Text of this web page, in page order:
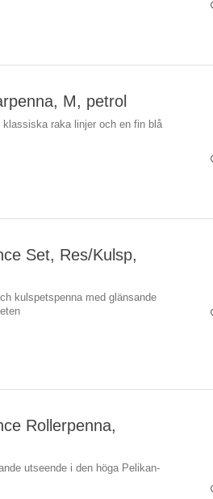
M, petrol
raka linjer och en fin blå
Set, Res/Kulsp,
kulspetspenna med glänsande
Rollerpenna,
utseende i den höga Pelikan-